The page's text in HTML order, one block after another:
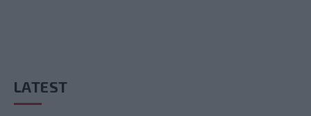
LATEST